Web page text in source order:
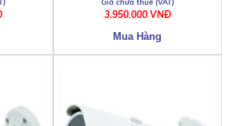
3.950.000 VNĐ